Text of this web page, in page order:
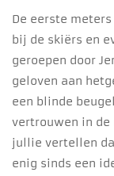
De eerste
bij de skiërs en
geroepen door
geloven aan
een blinde
vertrouwen in de
jullie vertellen
enig sinds een